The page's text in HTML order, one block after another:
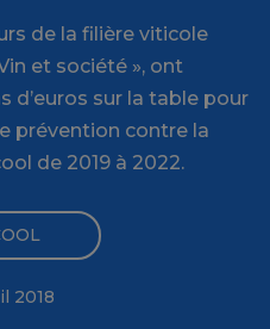
de la filière viticole
et société », ont
d’euros sur la table pour
prévention contre la
de 2019 à 2022.
2018